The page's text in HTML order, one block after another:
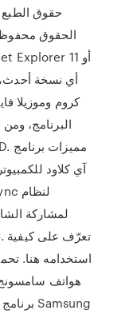
الحقوق
أي نسخة
كروم وموزيلا
البرنامج،
آي كلاود
هواتف سامسونج